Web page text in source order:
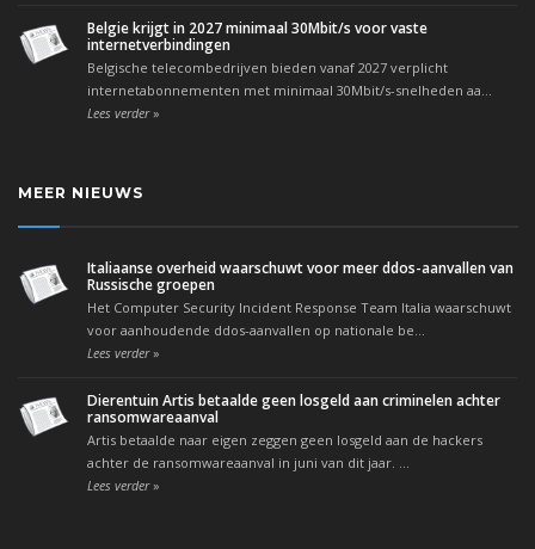
Belgie krijgt in 2027 minimaal 30Mbit/s voor vaste
internetverbindingen
Belgische telecombedrijven bieden vanaf 2027 verplicht
internetabonnementen met minimaal 30Mbit/s-snelheden aa...
Lees verder»
MEER NIEUWS
Italiaanse overheid waarschuwt voor meer ddos-aanvallen van
Russische groepen
Het Computer Security Incident Response Team Italia waarschuwt
voor aanhoudende ddos-aanvallen op nationale be...
Lees verder»
Dierentuin Artis betaalde geen losgeld aan criminelen achter
ransomwareaanval
Artis betaalde naar eigen zeggen geen losgeld aan de hackers
achter de ransomwareaanval in juni van dit jaar. ...
Lees verder»